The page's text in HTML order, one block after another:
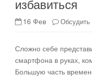
избавиться
16 Фев Обсудить
Сложно себе
смартфона в руках,
Большую часть